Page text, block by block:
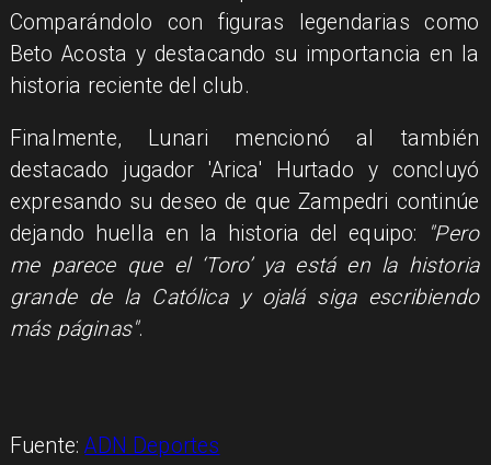
Comparándolo con figuras legendarias como
Beto Acosta y destacando su importancia en la
historia reciente del club.
Finalmente, Lunari mencionó al también
destacado jugador 'Arica' Hurtado y concluyó
expresando su deseo de que Zampedri continúe
dejando huella en la historia del equipo:
"Pero
me parece que el ‘Toro’ ya está en la historia
grande de la Católica y ojalá siga escribiendo
más páginas".
Fuente:ADN Deportes